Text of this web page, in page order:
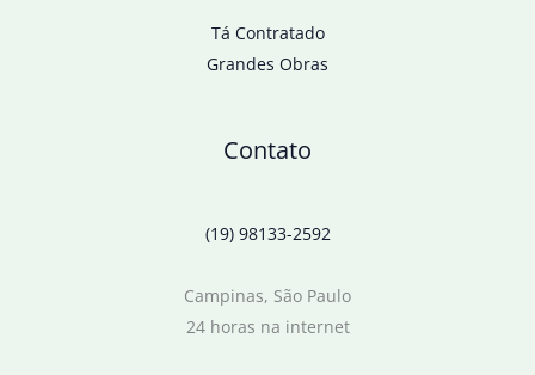
Tá Contratado
Grandes Obras
Contato
(19) 98133-2592
Campinas, São Paulo
24 horas na internet